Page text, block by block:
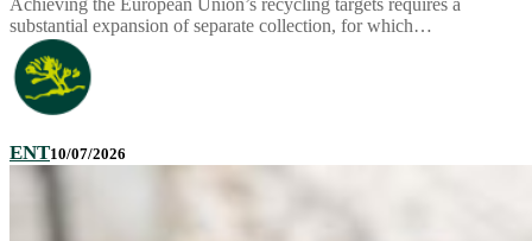
substantial expansion of separate collection, for which…
ENT10/07/2026